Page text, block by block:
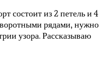
состоит из 2 петель и 4
рядами, нужно
узора. Рассказываю